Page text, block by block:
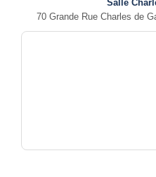
Salle
70 Grande Rue Charles de